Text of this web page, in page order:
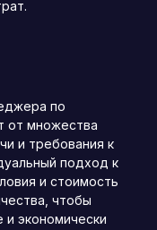
по
от множества
и требования к
подход к
и стоимость
чтобы
экономически